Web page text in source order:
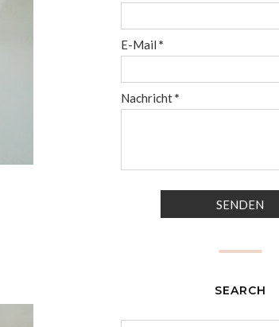
E-Mail *
Nachricht*
SEARCH